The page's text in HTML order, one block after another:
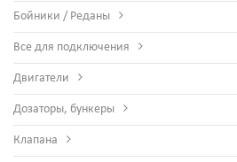
Бойники / Реданы
Все для подключения
Двигатели
Дозаторы, бункеры
Клапана